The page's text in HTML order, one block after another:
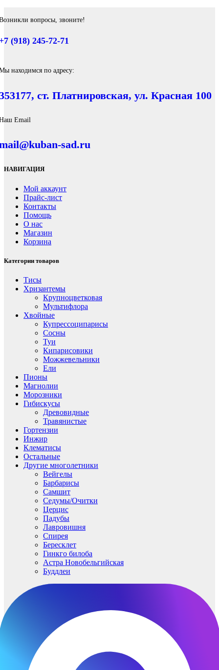
вопросы, звоните!
(918) 245-72-71
находимся по адресу:
ст. Платнировская, ул. Красная 100
Email
sad.ru
НАВИГАЦИЯ
Мой аккаунт
Прайс-лист
Контакты
Помощь
О нас
Магазин
Корзина
Категории товаров
Тисы
Хризантемы
Крупноцветковая
Мультифлора
Хвойные
Купрессоципарисы
Сосны
Туи
Кипарисовики
Можжевельники
Ели
Пионы
Магнолии
Морозники
Гибискусы
Древовидные
Травянистые
Гортензии
Инжир
Клематисы
Остальные
Другие многолетники
Вейгелы
Барбарисы
Самшит
Седумы/Очитки
Церцис
Падубы
Лавровишня
Спирея
Бересклет
Гинкго билоба
Астра Новобельгийская
Буддлеи